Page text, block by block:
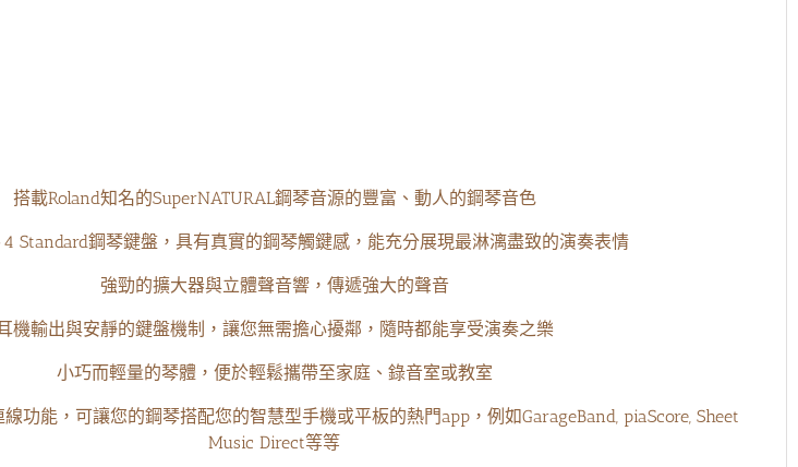
搭載Roland知名的SuperNATURAL鋼琴音源的豐富、動人的鋼琴音色
Standard鋼琴鍵盤，具有真實的鋼琴觸鍵感，能充分展現最淋漓盡致的演奏表情
強勁的擴大器與立體聲音響，傳遞強大的聲音
機輸出與安靜的鍵盤機制，讓您無需擔心擾鄰，隨時都能享受演奏之樂
小巧而輕量的琴體，便於輕鬆攜帶至家庭、錄音室或教室
功能，可讓您的鋼琴搭配您的智慧型手機或平板的熱門app，例如GarageBand, piaScore, Sheet
Music Direct等等